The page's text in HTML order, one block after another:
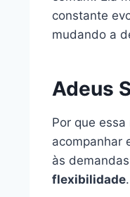
constante
mudando a
Adeus
Por que
acompanhar
às
flexibilidade.